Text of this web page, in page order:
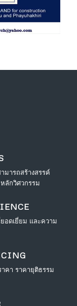
มารถสร้างสรรค์
ลักวิศวกรรม
อดเยี่ยม และความ
คา ราคายุติธรรม